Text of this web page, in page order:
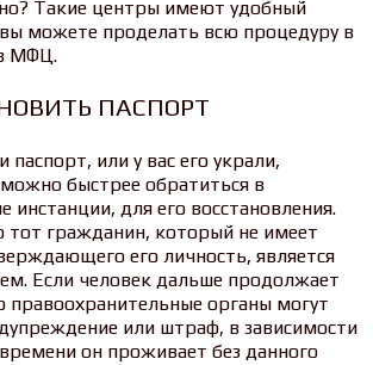
Такие центры имеют удобный
можете проделать всю процедуру в
МФЦ.
ПАСПОРТ
паспорт, или у вас его украли,
быстрее обратиться в
инстанции, для его восстановления.
тот гражданин, который не имеет
его личность, является
Если человек дальше продолжает
правоохранительные органы могут
или штраф, в зависимости
он проживает без данного